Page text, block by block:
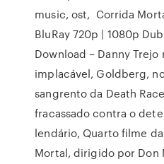
music, ost, Corrida
BluRay 720p | 1080p
Download – Danny
implacável, Goldberg,
sangrento da Death
fracassado contra o
lendário, Quarto filme
Mortal, dirigido por Don